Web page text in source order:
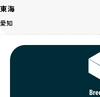
BreederFamiliesは、ペッ
量販売、負担の大きい流通
題に真摯に向き合ってい
を促進することで、無駄
る社会の実現を目指してい
さらに、売上の一部を保
人へ寄付しています。多
の取り組みが不十分であ
を軽視しがちです。
「ペットショップ等を使わ
近年、「小さくて可愛い
徴が人気を集め、高値で取
す。しかし、こうした特
くありません。極小サイ
く、レアカラーには遺伝
東海
愛知